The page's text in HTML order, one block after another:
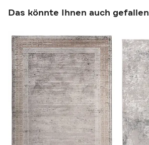
Das könnte Ihnen auch gefallen